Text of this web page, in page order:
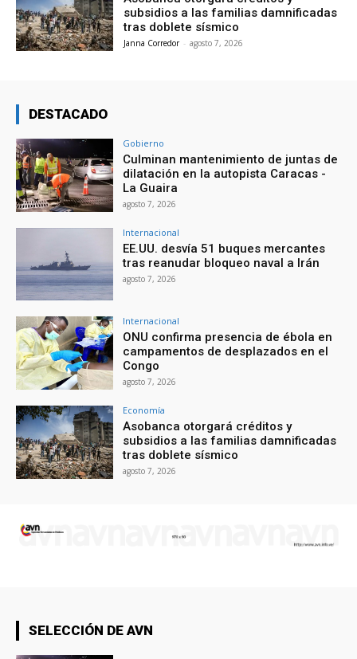
subsidios a las familias damnificadas
tras doblete sísmico
Janna Corredor - agosto 7, 2026
DESTACADO
Gobierno
Culminan mantenimiento de juntas de
dilatación en la autopista Caracas -
La Guaira
agosto 7, 2026
Internacional
EE.UU. desvía 51 buques mercantes
tras reanudar bloqueo naval a Irán
agosto 7, 2026
Internacional
ONU confirma presencia de ébola en
campamentos de desplazados en el
Congo
agosto 7, 2026
Economía
Asobanca otorgará créditos y
subsidios a las familias damnificadas
tras doblete sísmico
agosto 7, 2026
SELECCIÓN DE AVN